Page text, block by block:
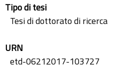
Tipo di tesi
Tesi di dottorato di ricerca
URN
etd-06212017-103727